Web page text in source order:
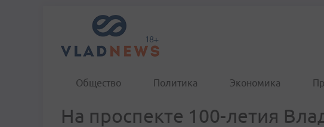
Общество Политика Экономика
На проспекте 100-летия